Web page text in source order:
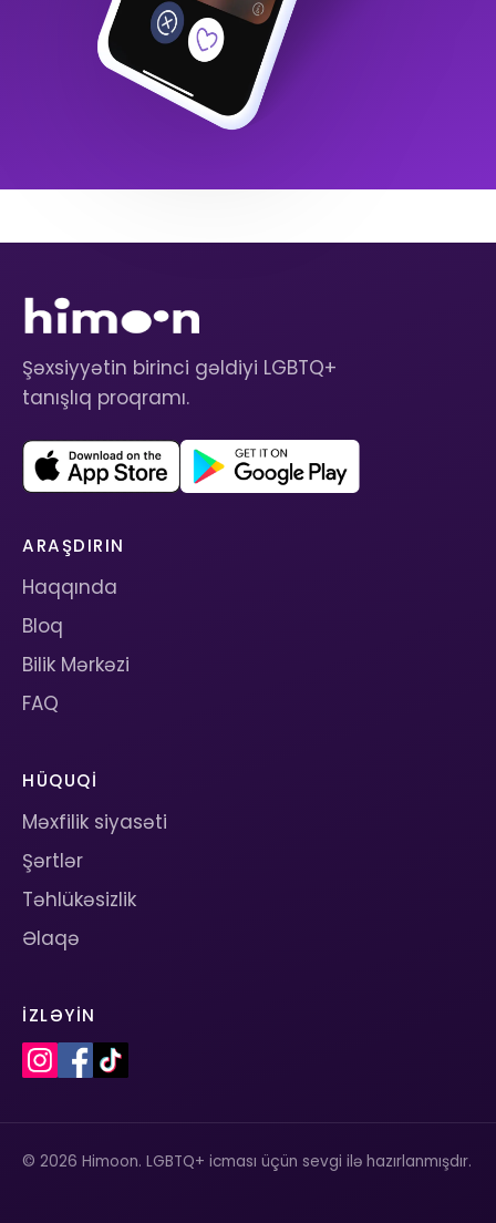
Şəxsiyyətin birinci gəldiyi LGBTQ+
tanışlıq proqramı.
ARAŞDIRIN
Haqqında
Bloq
Bilik Mərkəzi
FAQ
HÜQUQI
Məxfilik siyasəti
Şərtlər
Təhlükəsizlik
Əlaqə
İZLƏYIN
© 2026 Himoon. LGBTQ+ icması üçün sevgi ilə hazırlanmışdır.